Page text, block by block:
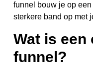
funnel bouw je op
sterkere band op met
Wat is een
funnel?